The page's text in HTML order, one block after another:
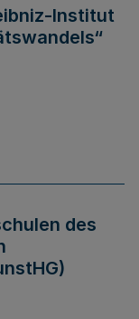
Institut
des